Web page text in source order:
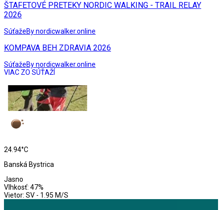
ŠTAFETOVÉ PRETEKY NORDIC WALKING - TRAIL RELAY
2026
SúťažeBy nordicwalker.online
KOMPAVA BEH ZDRAVIA 2026
SúťažeBy nordicwalker.online
VIAC ZO SÚŤAŽÍ
24.94°C
Banská Bystrica
Jasno
Vlhkosť: 47%
Vietor: SV - 1.95 M/S